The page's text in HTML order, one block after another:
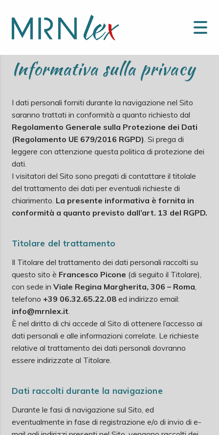
Informativa sulla privacy
I dati personali forniti durante la navigazione nel Sito
saranno trattati in conformità a quanto richiesto dal
Regolamento Generale sulla Protezione dei Dati
(Regolamento UE 679/2016 RGPD). Si prega di
leggere con attenzione questa politica di protezione dei
dati.
I visitatori del Sito sono pregati di contattare il titolale
del trattamento dei dati per eventuali richieste di
chiarimento. La presente informativa è fornita in
conformità a quanto previsto dall’art. 13 del RGPD.
Titolare del trattamento
Il Titolare del trattamento dei dati personali raccolti su
questo sito è Francesco Picone (di seguito il Titolare),
con sede in Viale Regina Margherita, 306 – Roma,
telefono +39 06.32.65.22.08 ed indirizzo email:
info@mrnlex.it.
È nel diritto di chi accede al Sito di ottenere l’accesso ai
dati personali e alle informazioni correlate. Le richieste
relative al trattamento dei dati personali dovranno
essere indirizzate al Titolare.
Dati raccolti durante la navigazione
Durante le fasi di navigazione sul Sito, ed
eventualmente in fase di registrazione e/o di invio di e-